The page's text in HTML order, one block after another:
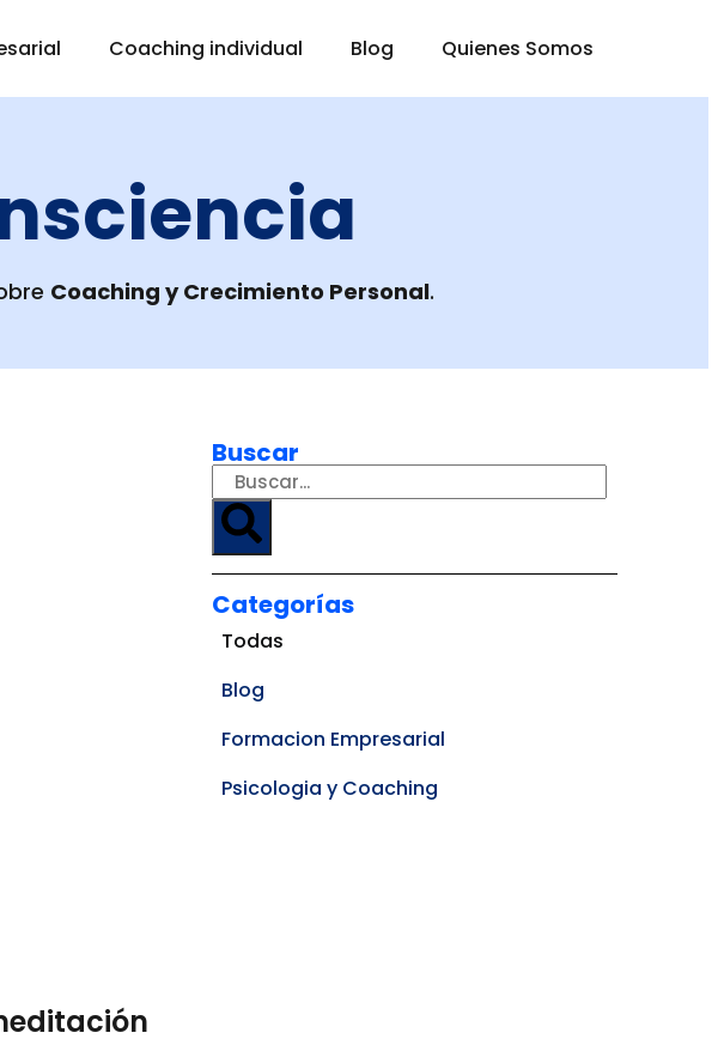
Coaching individual Blog Quienes Somos
Coaching y Crecimiento Personal.
Buscar
Categorías
Blog
Formacion Empresarial
Psicologia y Coaching
Todas